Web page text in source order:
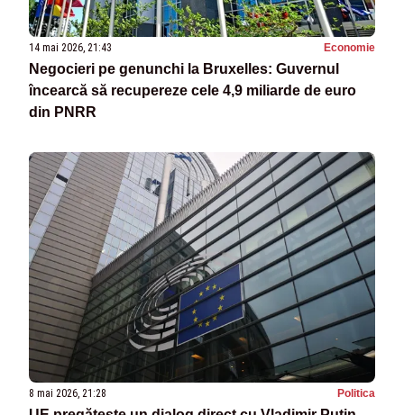
14 mai 2026, 21:43 Economie
Negocieri pe genunchi la Bruxelles: Guvernul
încearcă să recupereze cele 4,9 miliarde de euro
din PNRR
8 mai 2026, 21:28 Politica